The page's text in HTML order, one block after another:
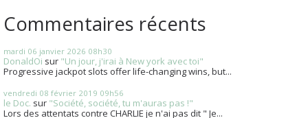
Commentaires récents
mardi 06 janvier 2026 08h30
DonaldOi sur "Un jour, j'irai à New york avec toi"
Progressive jackpot slots offer life-changing wins, but...
vendredi 08 février 2019 09h56
le Doc. sur "Société, société, tu m'auras pas !"
Lors des attentats contre CHARLIE je n'ai pas dit " Je...